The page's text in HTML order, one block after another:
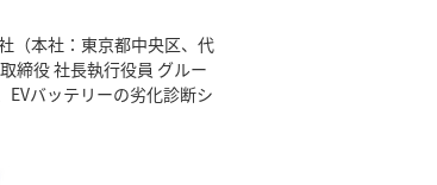
（本社：東京都中央区、代
締役 社長執行役員 グルー
EVバッテリーの劣化診断シ